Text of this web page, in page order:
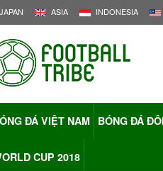
JAPAN ASIA INDONESIA
ĐÁ VIỆT NAM BÓNG ĐÁ
CUP 2018